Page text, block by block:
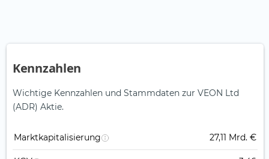
Kennzahlen
Wichtige Kennzahlen und Stammdaten zur VEON Ltd
(ADR) Aktie.
Marktkapitalisierung 27,11 Mrd. €